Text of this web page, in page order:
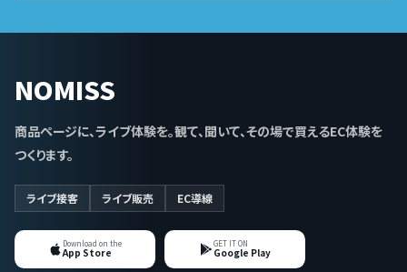
NOMISS
商品ページに、ライブ体験を。観て、聞いて、その場で買えるEC体験を
つくります。
ライブ接客 ライブ販売 EC導線
Download on the
App Store
GET IT ON
Google Play